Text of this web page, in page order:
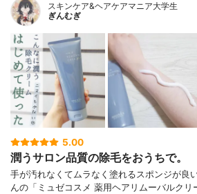
スキンケア&ヘアケアマニア大学生
ぎんむぎ
5.00
潤うサロン品質の除毛をおうちで。
手が汚れなくてムラなく塗れるスポンジが良
んの「ミュゼコスメ 薬用ヘアリムーバルクリ